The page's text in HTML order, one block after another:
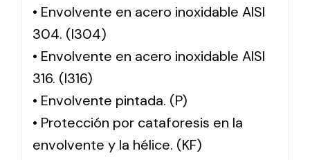
• Envolvente en acero inoxidable AISI
304. (I304)
• Envolvente en acero inoxidable AISI
316. (I316)
• Envolvente pintada. (P)
• Protección por cataforesis en la
envolvente y la hélice. (KF)